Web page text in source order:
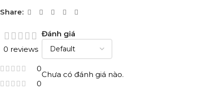
Share:
0 reviews
0
0
Đánh giá
Chưa có đánh giá nào.